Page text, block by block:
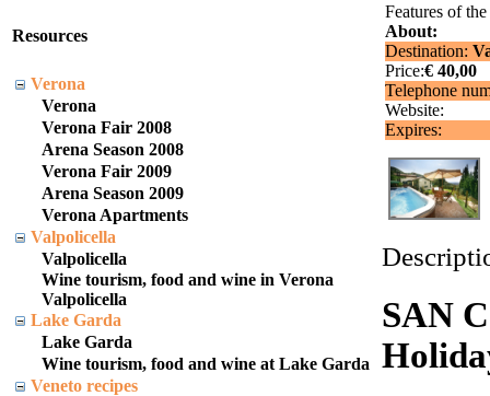
Resources
Verona
Verona
Verona Fair 2008
Arena Season 2008
Verona Fair 2009
Arena Season 2009
Verona Apartments
Valpolicella
Valpolicella
Wine tourism, food and wine in Verona
Valpolicella
Lake Garda
Lake Garda
Wine tourism, food and wine at Lake Garda
Veneto recipes
Features of
About:
Destination:
Price:€ 40,00
Telephone
Website:
Expires:
SAN